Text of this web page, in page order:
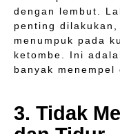
dengan lembut.
penting
menumpuk pada
ketombe. Ini
banyak
3. Tidak